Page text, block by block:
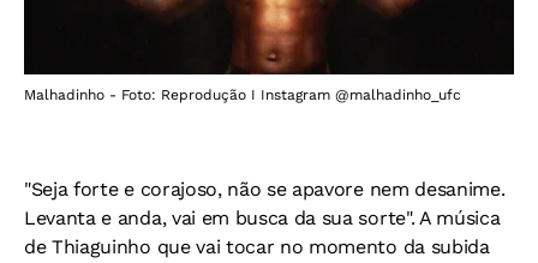
Malhadinho - Foto: Reprodução I Instagram @malhadinho_ufc
"Seja forte e corajoso, não se apavore nem desanime.
Levanta e anda, vai em busca da sua sorte". A música
de Thiaguinho que vai tocar no momento da subida